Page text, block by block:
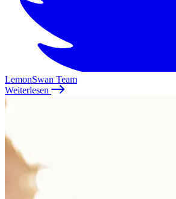
LemonSwan Team
Weiterlesen